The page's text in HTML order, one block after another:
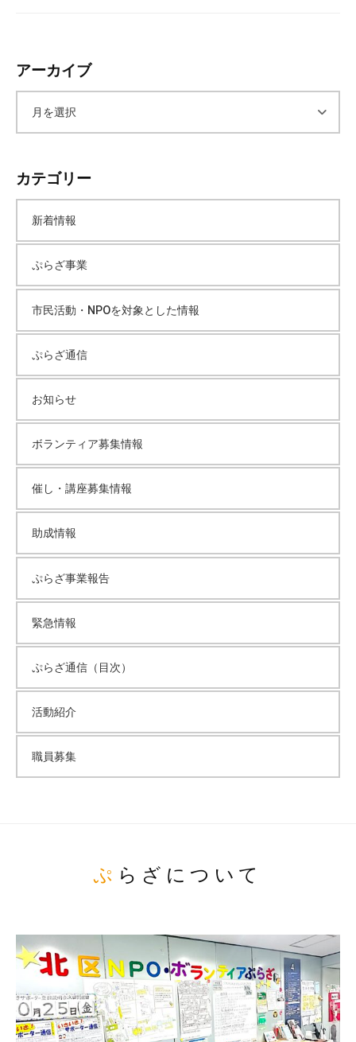
アーカイブ
カ
イ
ブ
カテゴリー
新着情報
ぷらざ事業
市民活動・NPOを対象とした情報
ぷらざ通信
お知らせ
ボランティア募集情報
催し・講座募集情報
助成情報
ぷらざ事業報告
緊急情報
ぷらざ通信（目次）
活動紹介
職員募集
ぷらざについて